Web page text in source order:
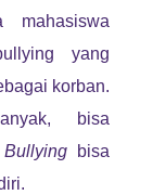
mahasiswa
yang
korban.
bisa
Bullying bisa